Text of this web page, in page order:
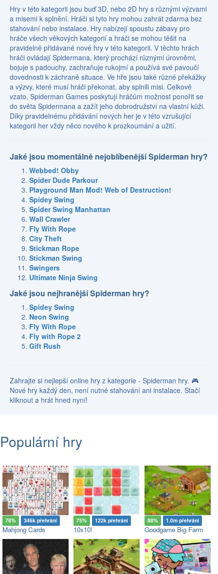
Hry v této kategorii jsou buď 3D, nebo 2D hry s různými výzvami
a misemi k splnění. Hráči si tyto hry mohou zahrát zdarma bez
stahování nebo instalace. Hry nabízejí spoustu zábavy pro
hráče všech věkových kategorií a hráči se mohou těšit na
pravidelně přidávané nové hry v této kategorii. V těchto hrách
hráči ovládají Spidermana, který prochází různými úrovněmi,
bojuje s padouchy, zachraňuje rukojmí a používá své pavoučí
dovednosti k záchraně situace. Ve hře jsou také různé překážky
a výzvy, které musí hráči překonat, aby splnili misi. Celkově
vzato, Spiderman Games poskytují hráčům možnost ponořit se
do světa Spidermana a zažít jeho dobrodružství na vlastní kůži.
Díky pravidelnému přidávání nových her je v této vzrušující
kategorii her vždy něco nového k prozkoumání a užití.
Jaké jsou momentálně nejoblíbenější Spiderman hry?
Webbed! Obby
Spider Dude Parkour
Playground Man Mod! Web of Destruction!
Spidey Swing
Spider Swing Manhattan
Wall Crawler
Fly With Rope
City Theft
Stickman Rope
Stickman Swing
Swingers
Ultimate Ninja Swing
Jaké jsou nejhranější Spiderman hry?
Spidey Swing
Neon Swing
Fly With Rope
Fly with Rope 2
Gift Rush
Zahrajte si nejlepší online hry z kategorie - Spiderman hry. 🎮
Nové hry každý den, není nutné stahování ani instalace. Stačí
kliknout a hrát hned nyní!
Populární hry
78% 346k přehrání
Mahjong Cards
75% 122k přehrání
10x10!
88% 1.0m přehrání
Goodgame Big Farm